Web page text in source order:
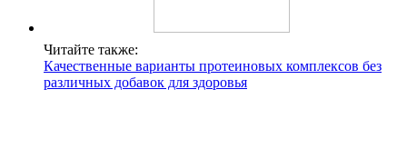
Читайте также:
Качественные варианты протеиновых комплексов без
различных добавок для здоровья